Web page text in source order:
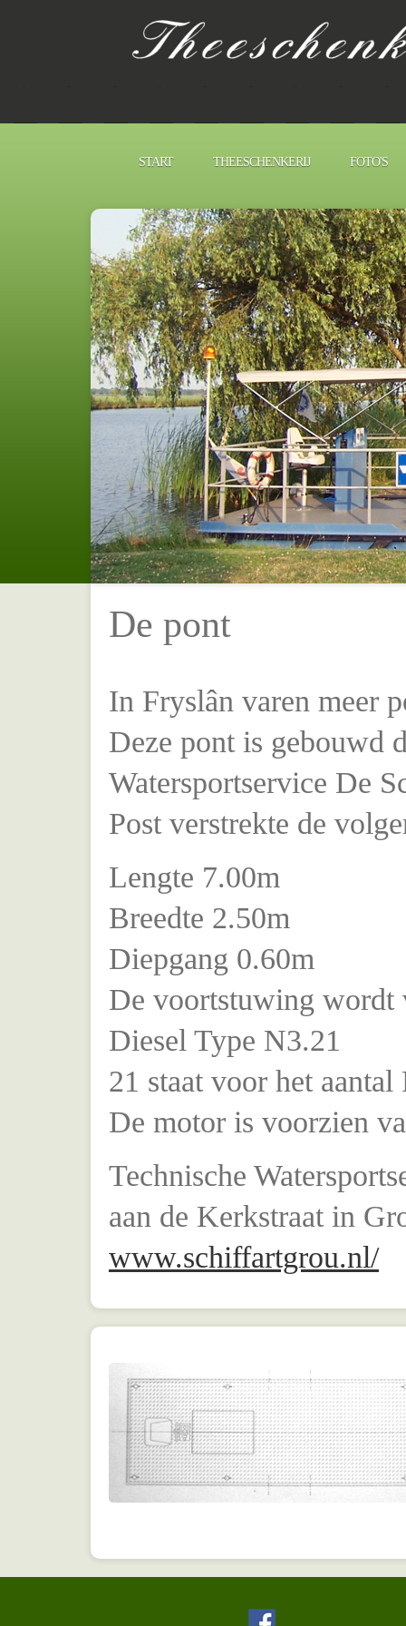
START THEESCHENKERIJ FOTO'S
De pont
In Fryslân varen meer
Deze pont is gebouwd
Watersportservice De
Post verstrekte de
Lengte 7.00m
Breedte 2.50m
Diepgang 0.60m
De voortstuwing wordt
Diesel Type N3.21
21 staat voor het aantal
De motor is voorzien
Technische
aan de Kerkstraat in
www.schiffartgrou.nl/